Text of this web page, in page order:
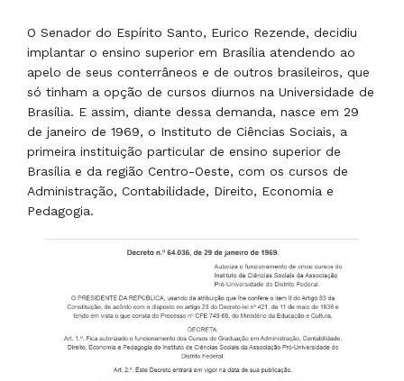
Inicialmente, a Instituição estava situada na Avenida L-2
Sul – Lote 601, nas dependências da Faculdade de
Serviço Social de Brasília, ocupando seis salas cedidas
para seu funcionamento. Três eram utilizadas para
aulas; uma abrigava a Diretoria da Faculdade; outra, a
biblioteca; e a última, a Secretaria. Ciente de que
necessitava de espaço para o futuro, o Senador Eurico
Resende adquiriu três lotes na Superquadra 704 – Sul
para a construção de um campus próprio e rapidamente
iniciaram-se as obras.